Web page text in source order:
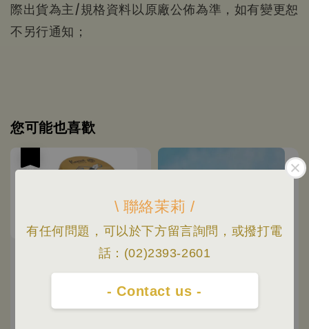
\ 聯絡茉莉 /
有任何問題，可以於下方留言詢問，或撥打電
話：(02)2393-2601
- Contact us -
際出貨為主/規格資料以原廠公佈為準，如有變更恕
不另行通知；
您可能也喜歡